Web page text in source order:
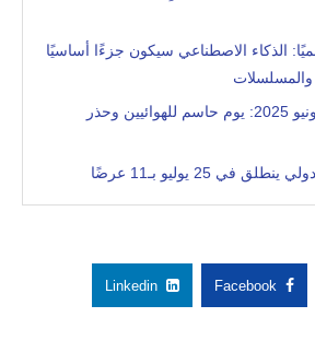
الذكاء الاصطناعي سيكون جزءًا أساسيًا
والمسلسلات
🔮 برجك ليوم 2 يونيو 2025: يوم حاسم للهوائيين وحذر
في 25 يوليو بـ11 عرضًا
Facebook
Linkedin